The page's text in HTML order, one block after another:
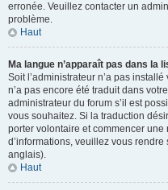
erronée. Veuillez contacter un
problème.
Haut
Ma langue n’apparaît pas dans la
Soit l’administrateur n’a pas
n’a pas encore été traduit dans
administrateur du forum s’il est
vous souhaitez. Si la traduction
porter volontaire et commencer
d’informations, veuillez vous rendre
anglais).
Haut